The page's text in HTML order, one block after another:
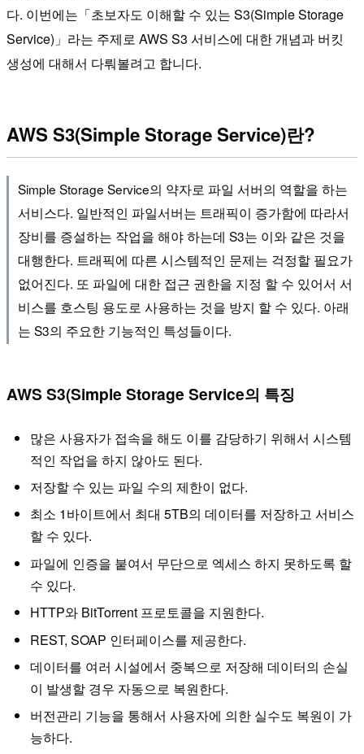
다. 이번에는「초보자도 이해할 수 있는 S3(Simple Storage
Service)」라는 주제로 AWS S3 서비스에 대한 개념과 버킷
생성에 대해서 다뤄볼려고 합니다.
AWS S3(Simple Storage Service)란?
Simple Storage Service의 약자로 파일 서버의 역할을 하는
서비스다. 일반적인 파일서버는 트래픽이 증가함에 따라서
장비를 증설하는 작업을 해야 하는데 S3는 이와 같은 것을
대행한다. 트래픽에 따른 시스템적인 문제는 걱정할 필요가
없어진다. 또 파일에 대한 접근 권한을 지정 할 수 있어서 서
비스를 호스팅 용도로 사용하는 것을 방지 할 수 있다. 아래
는 S3의 주요한 기능적인 특성들이다.
AWS S3(Simple Storage Service의 특징
많은 사용자가 접속을 해도 이를 감당하기 위해서 시스템
적인 작업을 하지 않아도 된다.
저장할 수 있는 파일 수의 제한이 없다.
최소 1바이트에서 최대 5TB의 데이터를 저장하고 서비스
할 수 있다.
파일에 인증을 붙여서 무단으로 엑세스 하지 못하도록 할
수 있다.
HTTP와 BitTorrent 프로토콜을 지원한다.
REST, SOAP 인터페이스를 제공한다.
데이터를 여러 시설에서 중복으로 저장해 데이터의 손실
이 발생할 경우 자동으로 복원한다.
버전관리 기능을 통해서 사용자에 의한 실수도 복원이 가
능하다.